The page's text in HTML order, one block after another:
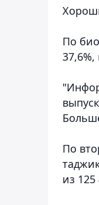
По
По
из